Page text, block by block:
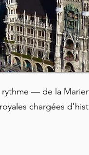
— de la
chargées